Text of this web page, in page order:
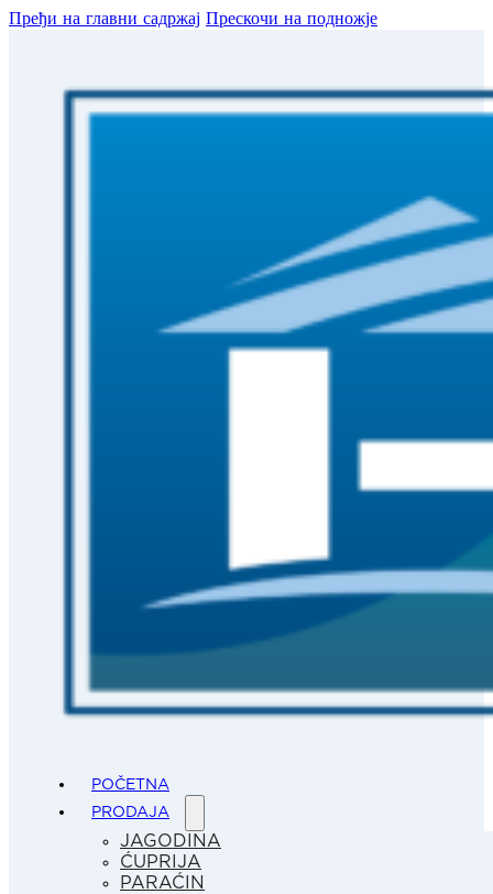
Пређи на главни садржај Прескочи на подножје
POČETNA
PRODAJA
JAGODINA
ĆUPRIJA
PARAĆIN